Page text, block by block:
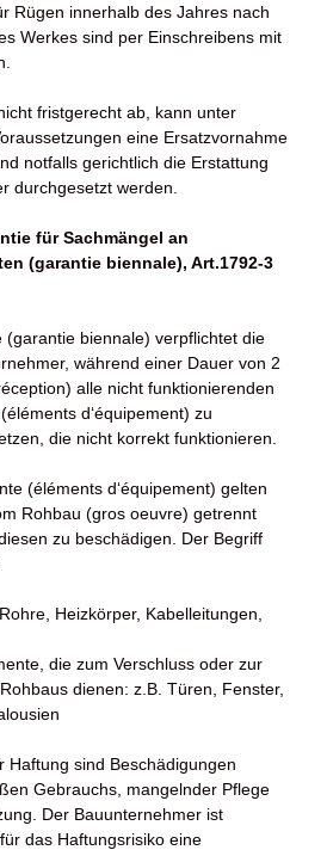
Rügen innerhalb des Jahres nach
Werkes sind per Einschreibens mit
fristgerecht ab, kann unter
eine Ersatzvornahme
notfalls gerichtlich die Erstattung
durchgesetzt werden.
für Sachmängel an
(garantie biennale), Art.1792-3
(garantie biennale) verpflichtet die
während einer Dauer von 2
alle nicht funktionierenden
d‘équipement) zu
die nicht korrekt funktionieren.
(éléments d‘équipement) gelten
Rohbau (gros oeuvre) getrennt
zu beschädigen. Der Begriff
Heizkörper, Kabelleitungen,
die zum Verschluss oder zur
dienen: z.B. Türen, Fenster,
Haftung sind Beschädigungen
Gebrauchs, mangelnder Pflege
Der Bauunternehmer ist
das Haftungsrisiko eine